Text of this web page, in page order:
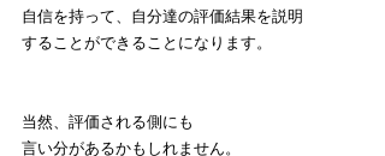
自信を持って、自分達の評価結果を説明
することができることになります。
当然、評価される側にも
言い分があるかもしれません。